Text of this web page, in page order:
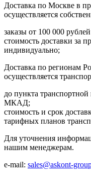
Доставка по Москве в
осуществляется
заказы от 100 000
cтоимость доставки за
индивидуально;
Доставка по регионам
осуществляется
до пункта
МКАД;
стоимость и срок
тарифных планов
Для уточнения
нашим менеджерам.
e-mail: sales@askont-